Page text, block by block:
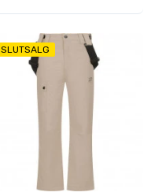
SLUTSALG